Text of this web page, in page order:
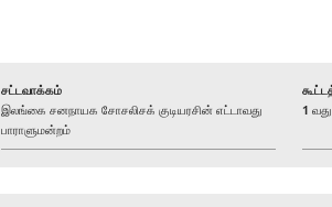
சட்டவாக்கம்
இலங்கை சனநாயக சோசலிசக் குடியரசின் எட்டாவது
பாராளுமன்றம்
1